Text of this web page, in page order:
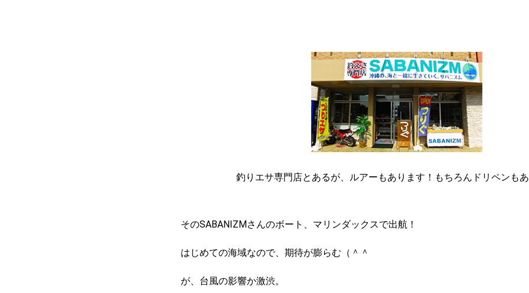
釣りエサ専門店とあるが、ルアーもあります！もちろんドリペンも
そのSABANIZMさんのボート、マリンダックスで出航！
はじめての海域なので、期待が膨らむ（＾＾
が、台風の影響か激渋。